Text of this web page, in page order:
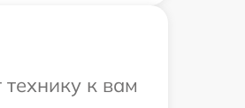
к вам